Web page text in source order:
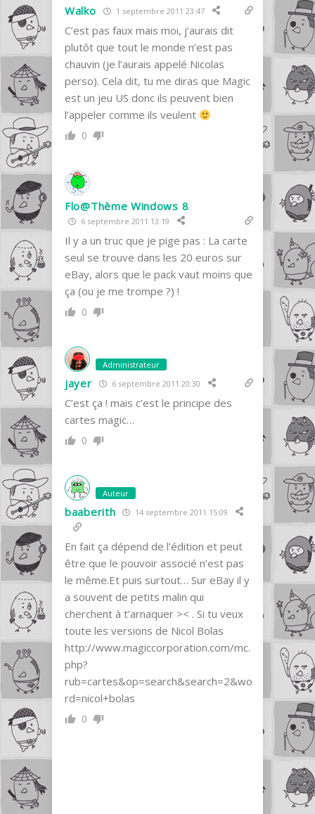
Walko 1 septembre 2011 23:47
C’est pas faux mais moi, j’aurais dit
plutôt que tout le monde n’est pas
chauvin (je l’aurais appelé Nicolas
perso). Cela dit, tu me diras que Magic
est un jeu US donc ils peuvent bien
l’appeler comme ils veulent
0
Flo@Thème Windows 8
6 septembre 2011 13:19
Il y a un truc que je pige pas : La carte
seul se trouve dans les 20 euros sur
eBay, alors que le pack vaut moins que
ça (ou je me trompe ?) !
0
Administrateur
jayer 6 septembre 2011 20:30
C’est ça ! mais c’est le principe des
cartes magic…
0
Auteur
baaberith 14 septembre 2011 15:09
En fait ça dépend de l’édition et peut
être que le pouvoir associé n’est pas
le même.Et puis surtout… Sur eBay il y
a souvent de petits malin qui
cherchent à t’arnaquer >< . Si tu veux
toute les versions de Nicol Bolas
http://www.magiccorporation.com/mc.
php?
rub=cartes&op=search&search=2&wo
rd=nicol+bolas
0